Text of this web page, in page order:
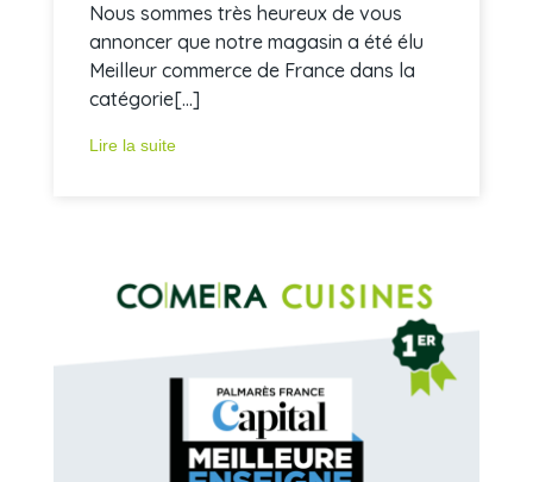
Nous sommes très heureux de vous
annoncer que notre magasin a été élu
Meilleur commerce de France dans la
catégorie[...]
Lire la suite